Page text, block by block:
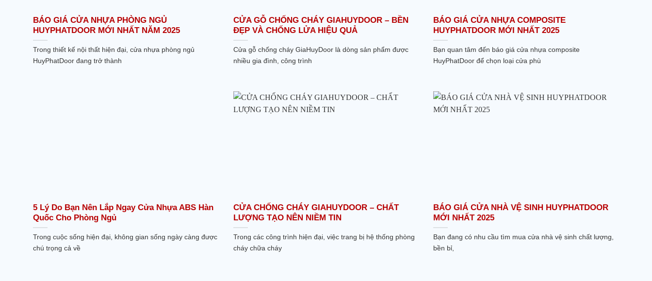
BÁO GIÁ CỬA NHỰA PHÒNG NGỦ
HUYPHATDOOR MỚI NHẤT NĂM 2025
Trong thiết kế nội thất hiện đại, cửa nhựa phòng ngủ
HuyPhatDoor đang trở thành
CỬA GỖ CHỐNG CHÁY GIAHUYDOOR – BỀN
ĐẸP VÀ CHỐNG LỬA HIỆU QUẢ
Cửa gỗ chống cháy GiaHuyDoor là dòng sản phẩm được
nhiều gia đình, công trình
BÁO GIÁ CỬA NHỰA COMPOSITE
HUYPHATDOOR MỚI NHẤT 2025
Bạn quan tâm đến báo giá cửa nhựa composite
HuyPhatDoor để chọn loại cửa phù
5 Lý Do Bạn Nên Lắp Ngay Cửa Nhựa ABS Hàn
Quốc Cho Phòng Ngủ
Trong cuộc sống hiện đại, không gian sống ngày càng được
chú trọng cả về
CỬA CHỐNG CHÁY GIAHUYDOOR – CHẤT
LƯỢNG TẠO NÊN NIỀM TIN
Trong các công trình hiện đại, việc trang bị hệ thống phòng
cháy chữa cháy
BÁO GIÁ CỬA NHÀ VỆ SINH HUYPHATDOOR
MỚI NHẤT 2025
Bạn đang có nhu cầu tìm mua cửa nhà vệ sinh chất lượng,
bền bỉ,